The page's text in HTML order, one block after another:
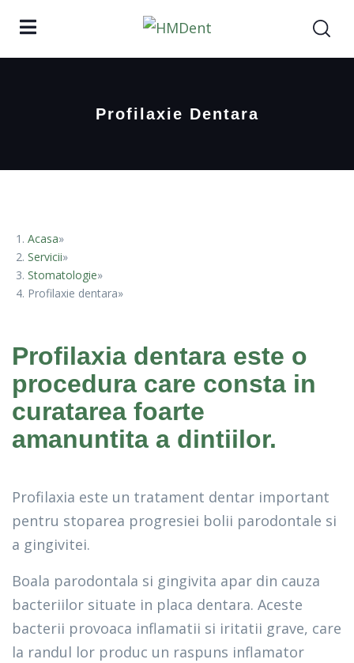
Profilaxie Dentara
Acasa
Servicii
Stomatologie
Profilaxie dentara
Profilaxia dentara este o
procedura care consta in
curatarea foarte
amanuntita a dintiilor.
Profilaxia este un tratament dentar important
pentru stoparea progresiei bolii parodontale si
a gingivitei.
Boala parodontala si gingivita apar din cauza
bacteriilor situate in placa dentara. Aceste
bacterii provoaca inflamatii si iritatii grave, care
la randul lor produc un raspuns inflamator